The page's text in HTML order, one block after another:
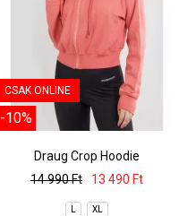
CSAK ONLINE
-10%
Draug Crop Hoodie
14 990 Ft
13 490 Ft
L XL